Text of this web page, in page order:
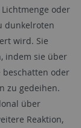
oder
dunkelroten
wird. Sie
indem sie über
oder
zu gedeihen.
über
Reaktion,